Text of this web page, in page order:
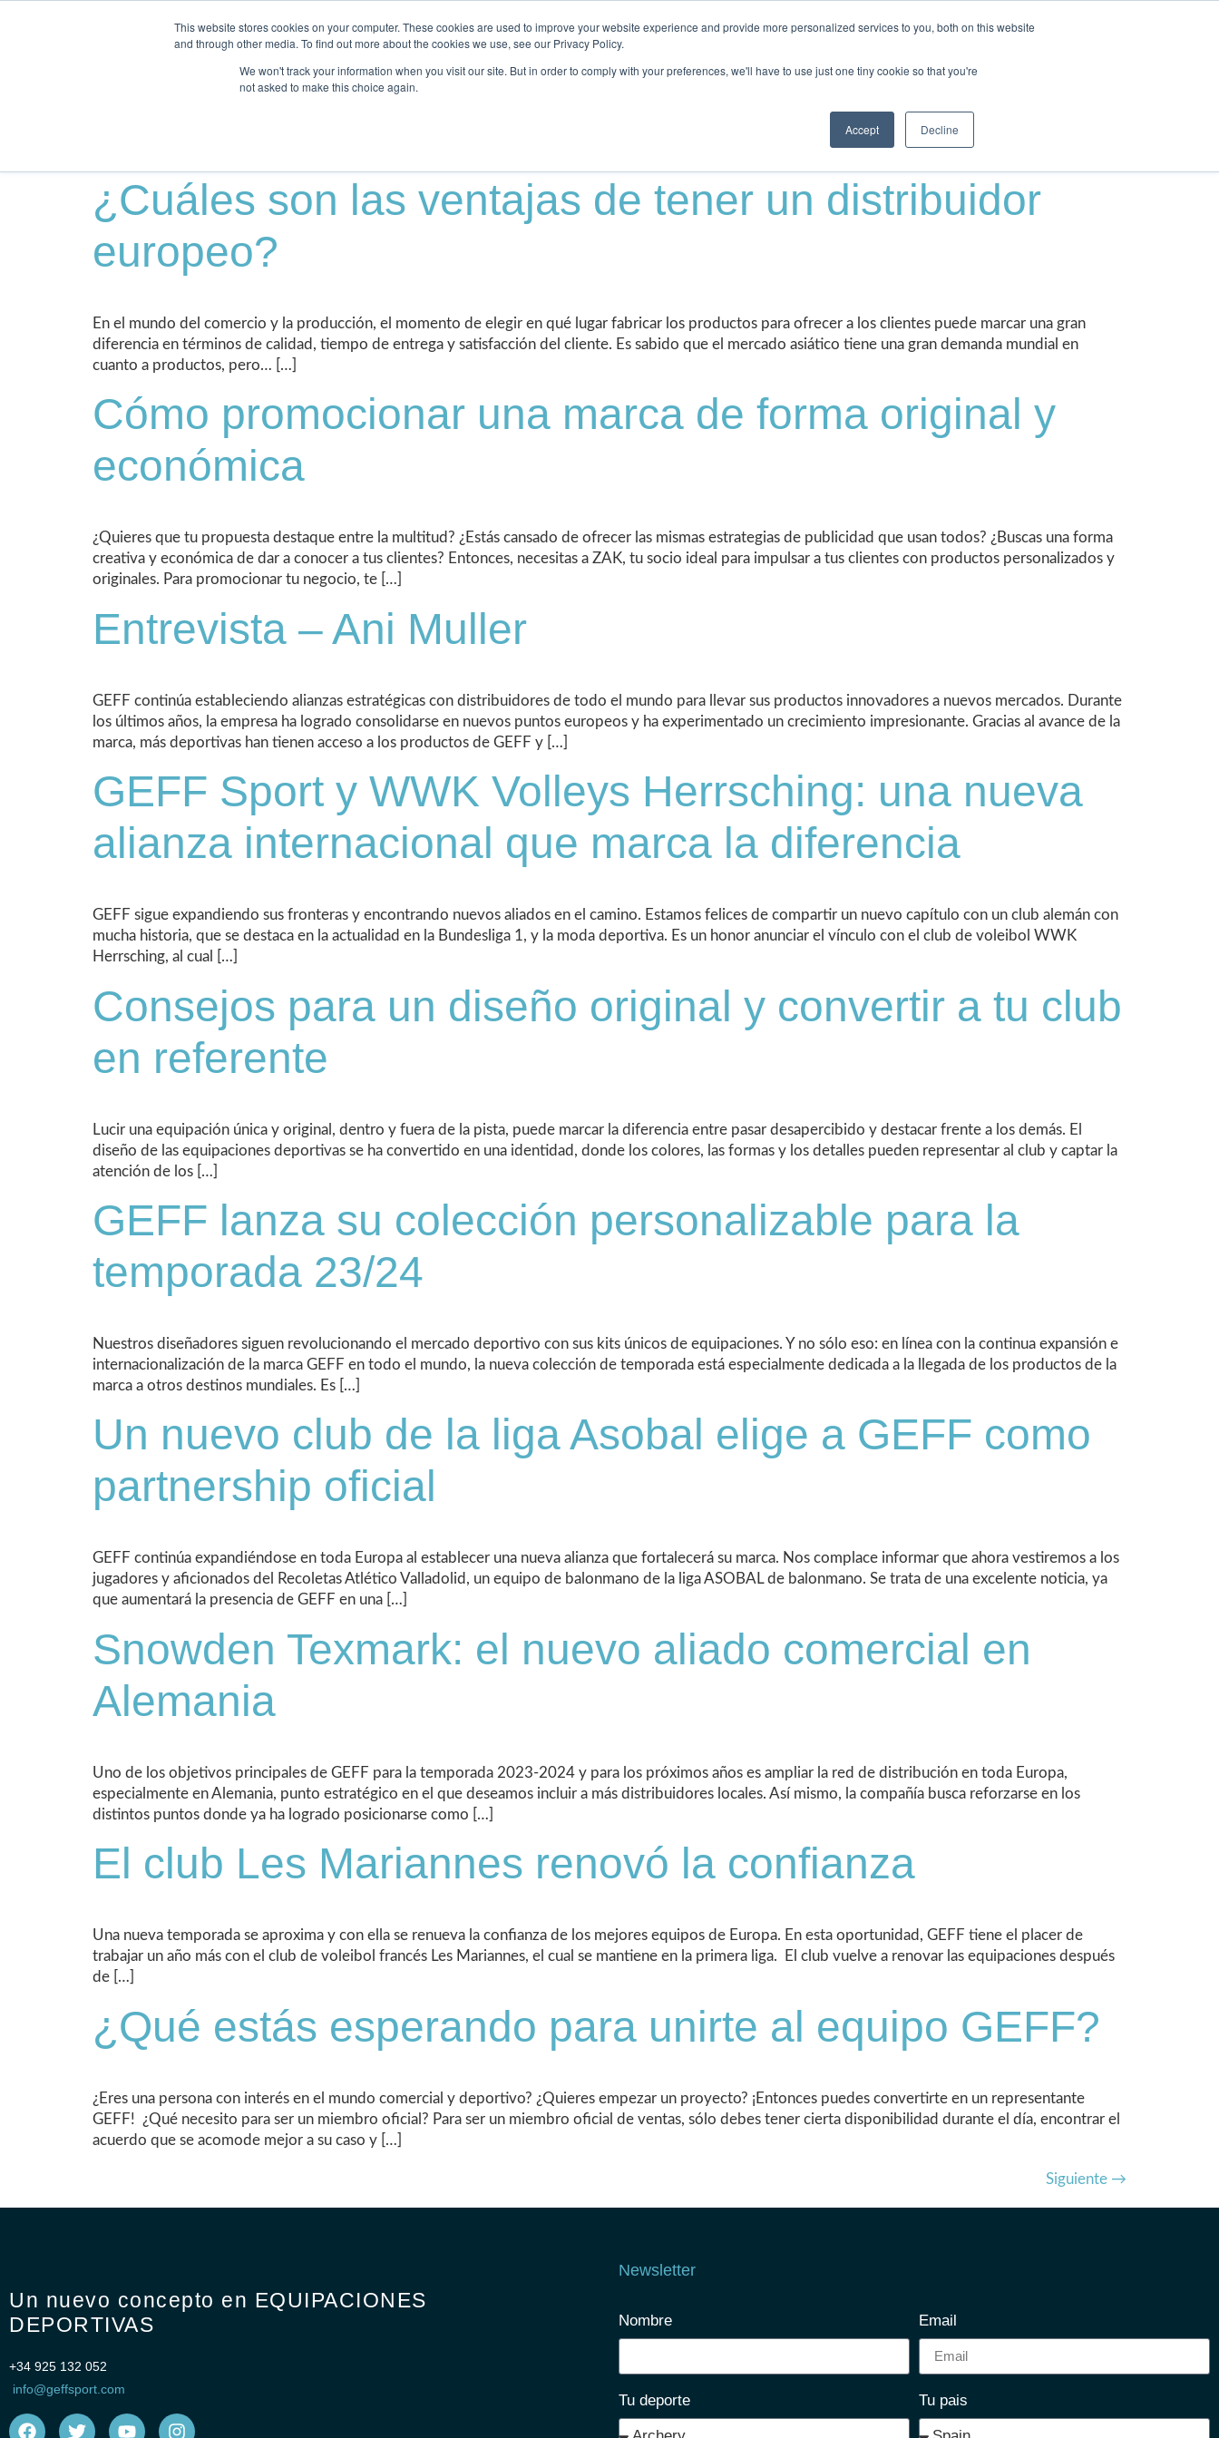
This website stores cookies on your computer. These cookies are used to improve your website experience and provide more personalized services to you, both on this website
and through other media. To find out more about the cookies we use, see our Privacy Policy.
We won't track your information when you visit our site. But in order to comply with your preferences, we'll have to use just one tiny cookie so that you're
not asked to make this choice again.
Accept Decline
¿Cuáles son las ventajas de tener un distribuidor
europeo?
En el mundo del comercio y la producción, el momento de elegir en qué lugar fabricar los productos para ofrecer a los clientes puede marcar una gran
diferencia en términos de calidad, tiempo de entrega y satisfacción del cliente. Es sabido que el mercado asiático tiene una gran demanda mundial en
cuanto a productos, pero… […]
Cómo promocionar una marca de forma original y
económica
¿Quieres que tu propuesta destaque entre la multitud? ¿Estás cansado de ofrecer las mismas estrategias de publicidad que usan todos? ¿Buscas una forma
creativa y económica de dar a conocer a tus clientes? Entonces, necesitas a ZAK, tu socio ideal para impulsar a tus clientes con productos personalizados y
originales. Para promocionar tu negocio, te […]
Entrevista – Ani Muller
GEFF continúa estableciendo alianzas estratégicas con distribuidores de todo el mundo para llevar sus productos innovadores a nuevos mercados. Durante
los últimos años, la empresa ha logrado consolidarse en nuevos puntos europeos y ha experimentado un crecimiento impresionante. Gracias al avance de la
marca, más deportivas han tienen acceso a los productos de GEFF y […]
GEFF Sport y WWK Volleys Herrsching: una nueva
alianza internacional que marca la diferencia
GEFF sigue expandiendo sus fronteras y encontrando nuevos aliados en el camino. Estamos felices de compartir un nuevo capítulo con un club alemán con
mucha historia, que se destaca en la actualidad en la Bundesliga 1, y la moda deportiva. Es un honor anunciar el vínculo con el club de voleibol WWK
Herrsching, al cual […]
Consejos para un diseño original y convertir a tu club
en referente
Lucir una equipación única y original, dentro y fuera de la pista, puede marcar la diferencia entre pasar desapercibido y destacar frente a los demás. El
diseño de las equipaciones deportivas se ha convertido en una identidad, donde los colores, las formas y los detalles pueden representar al club y captar la
atención de los […]
GEFF lanza su colección personalizable para la
temporada 23/24
Nuestros diseñadores siguen revolucionando el mercado deportivo con sus kits únicos de equipaciones. Y no sólo eso: en línea con la continua expansión e
internacionalización de la marca GEFF en todo el mundo, la nueva colección de temporada está especialmente dedicada a la llegada de los productos de la
marca a otros destinos mundiales. Es […]
Un nuevo club de la liga Asobal elige a GEFF como
partnership oficial
GEFF continúa expandiéndose en toda Europa al establecer una nueva alianza que fortalecerá su marca. Nos complace informar que ahora vestiremos a los
jugadores y aficionados del Recoletas Atlético Valladolid, un equipo de balonmano de la liga ASOBAL de balonmano. Se trata de una excelente noticia, ya
que aumentará la presencia de GEFF en una […]
Snowden Texmark: el nuevo aliado comercial en
Alemania
Uno de los objetivos principales de GEFF para la temporada 2023-2024 y para los próximos años es ampliar la red de distribución en toda Europa,
especialmente en Alemania, punto estratégico en el que deseamos incluir a más distribuidores locales. Así mismo, la compañía busca reforzarse en los
distintos puntos donde ya ha logrado posicionarse como […]
El club Les Mariannes renovó la confianza
Una nueva temporada se aproxima y con ella se renueva la confianza de los mejores equipos de Europa. En esta oportunidad, GEFF tiene el placer de
trabajar un año más con el club de voleibol francés Les Mariannes, el cual se mantiene en la primera liga. El club vuelve a renovar las equipaciones después
de […]
¿Qué estás esperando para unirte al equipo GEFF?
¿Eres una persona con interés en el mundo comercial y deportivo? ¿Quieres empezar un proyecto? ¡Entonces puedes convertirte en un representante
GEFF! ¿Qué necesito para ser un miembro oficial? Para ser un miembro oficial de ventas, sólo debes tener cierta disponibilidad durante el día, encontrar el
acuerdo que se acomode mejor a su caso y […]
Siguiente →
Un nuevo concepto en EQUIPACIONES
DEPORTIVAS
+34 925 132 052
info@geffsport.com
Newsletter
Nombre Email
Tu deporte Tu pais